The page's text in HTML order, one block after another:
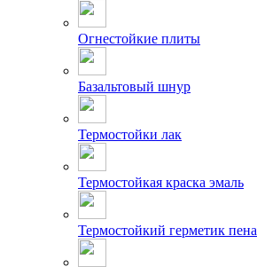
Огнестойкие плиты
Базальтовый шнур
Термостойки лак
Термостойкая краска эмаль
Термостойкий герметик пена